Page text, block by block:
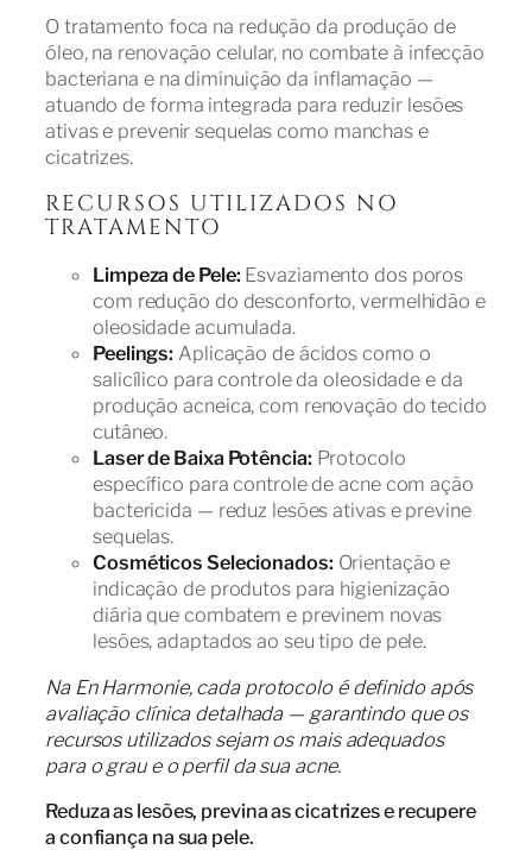
O tratamento foca na redução da produção de
óleo, na renovação celular, no combate à infecção
bacteriana e na diminuição da inflamação —
atuando de forma integrada para reduzir lesões
ativas e prevenir sequelas como manchas e
cicatrizes.
RECURSOS UTILIZADOS NO
TRATAMENTO
Limpeza de Pele: Esvaziamento dos poros
com redução do desconforto, vermelhidão e
oleosidade acumulada.
Peelings: Aplicação de ácidos como o
salicílico para controle da oleosidade e da
produção acneica, com renovação do tecido
cutâneo.
Laser de Baixa Potência: Protocolo
específico para controle de acne com ação
bactericida — reduz lesões ativas e previne
sequelas.
Cosméticos Selecionados: Orientação e
indicação de produtos para higienização
diária que combatem e previnem novas
lesões, adaptados ao seu tipo de pele.
Na En Harmonie, cada protocolo é definido após
avaliação clínica detalhada — garantindo que os
recursos utilizados sejam os mais adequados
para o grau e o perfil da sua acne.
Reduza as lesões, previna as cicatrizes e recupere
a confiança na sua pele.